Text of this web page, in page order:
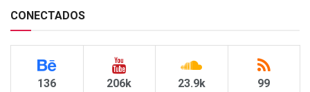
CONECTADOS
136 206k 23.9k 99